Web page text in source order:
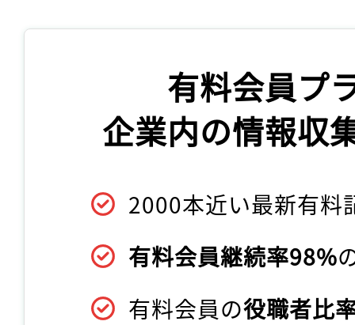
有料会員プ
企業内の情報収
2000本近い最新有料
有料会員継続率98%
有料会員の役職者比